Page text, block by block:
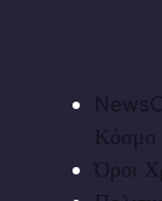
Κόσμο
Όροι